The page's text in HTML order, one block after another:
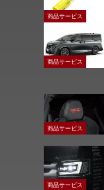
商品サービス
商品サービス
商品サービス
商品サービス